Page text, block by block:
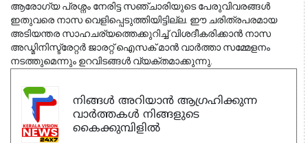
ആരോഗ്യ പ്രശ്നം നേരിട്ട സഞ്ചാരിയുടെ പേരുവിവരങ്ങൾ
ഇതുവരെ നാസ വെളിപ്പെടുത്തിയിട്ടില്ല. ഈ ചരിത്രപരമായ
അടിയന്തര സാഹചര്യത്തെക്കുറിച്ച് വിശദീകരിക്കാൻ നാസ
അഡ്മിനിസ്ട്രേറ്റർ ജാരറ്റ് ഐസക് മാൻ വാർത്താ സമ്മേളനം
നടത്തുമെന്നും ഉറവിടങ്ങൾ വ്യക്തമാക്കുന്നു.
നിങ്ങൾ അറിയാൻ ആഗ്രഹിക്കുന്ന
വാർത്തകൾ നിങ്ങളുടെ
കൈക്കുമ്പിളിൽ